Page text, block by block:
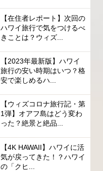
【在住者レポート】次回の
ハワイ旅行で気をつけるべ
きことは？ウィズ...
【2023年最新版】ハワイ
旅行の安い時期はいつ？格
安で楽しめるハ...
【ウィズコロナ旅行記・第
1弾】オアフ島はどう変わ
った？絶景と絶品...
【4K HAWAII】ハワイに活
気が戻ってきた！？ハワイ
の「クヒ...